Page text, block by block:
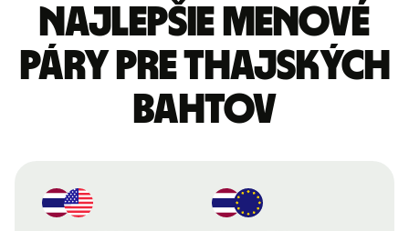
Najlepšie menové
páry pre Thajských
bahtov